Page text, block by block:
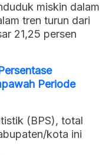
miskin dalam
tren turun dari
21,25 persen
Periode
(BPS), total
kota ini